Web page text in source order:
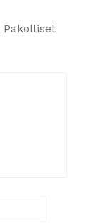
Pakolliset